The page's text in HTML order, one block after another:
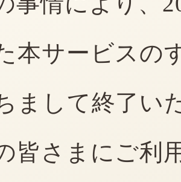
本サービスの
まして終了い
皆さまにご利